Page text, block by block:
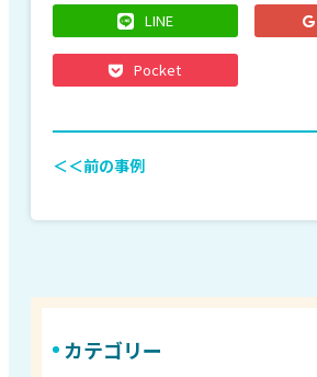
LINE
Pocket
＜＜前の事例
カテゴリー